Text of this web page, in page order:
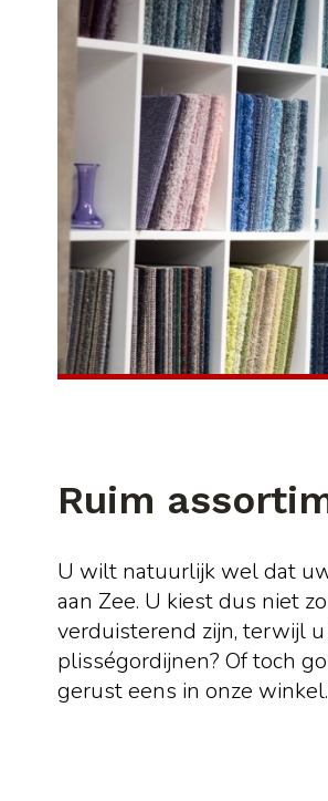
Ruim
U wilt natuurlijk wel dat
aan Zee. U kiest dus niet
verduisterend zijn, terwijl
plisségordijnen? Of toch
gerust eens in onze